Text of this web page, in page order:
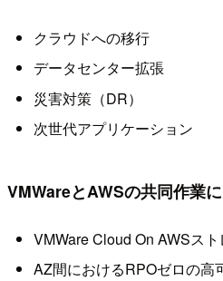
クラウドへの移行
データセンター拡張
災害対策（DR）
次世代アプリケーション
VMWareとAWSの共同作業
VMWare Cloud On AWSス
AZ間におけるRPOゼロの高